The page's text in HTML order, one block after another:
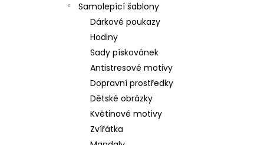
Samolepící šablony
Dárkové poukazy
Hodiny
Sady pískovánek
Antistresové motivy
Dopravní prostředky
Dětské obrázky
Květinové motivy
Zvířátka